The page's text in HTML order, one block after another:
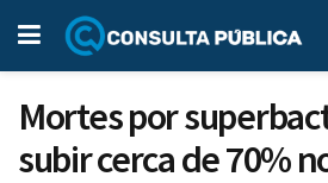
Mortes por
subir cerca de 70%